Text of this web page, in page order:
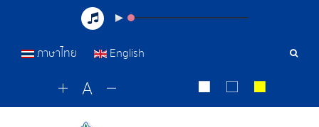
เครื่อ
ภาษาไทย English